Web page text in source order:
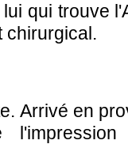
qui trouve
chirurgical.
Arrivé en